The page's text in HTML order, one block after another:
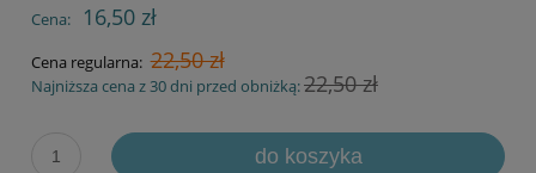
Cena: 16,50 zł
Cena regularna: 22,50 zł
Najniższa cena z 30 dni przed obniżką:22,50 zł
do koszyka